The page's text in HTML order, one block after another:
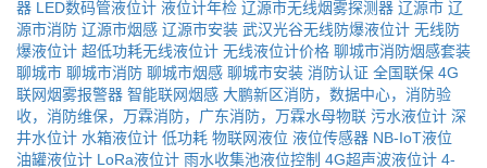
器 LED数码管液位计 液位计年检 辽源市无线烟雾探测器 辽源市 辽
源市消防 辽源市烟感 辽源市安装 武汉光谷无线防爆液位计 无线防
爆液位计 超低功耗无线液位计 无线液位计价格 聊城市消防烟感套装
聊城市 聊城市消防 聊城市烟感 聊城市安装 消防认证 全国联保 4G
联网烟雾报警器 智能联网烟感 大鹏新区消防，数据中心，消防验
收，消防维保，万霖消防，广东消防，万霖水母物联 污水液位计 深
井水位计 水箱液位计 低功耗 物联网液位 液位传感器 NB-IoT液位
油罐液位计 LoRa液位计 雨水收集池液位控制 4G超声波液位计 4-